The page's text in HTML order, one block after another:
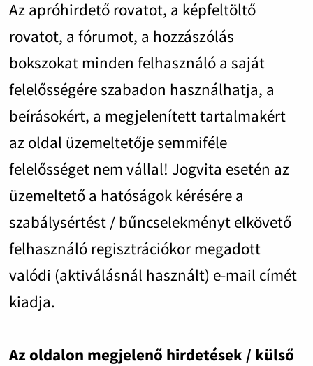
Az apróhirdető rovatot, a képfeltöltő
rovatot, a fórumot, a hozzászólás
bokszokat minden felhasználó a saját
felelősségére szabadon használhatja, a
beírásokért, a megjelenített tartalmakért
az oldal üzemeltetője semmiféle
felelősséget nem vállal! Jogvita esetén az
üzemeltető a hatóságok kérésére a
szabálysértést / bűncselekményt elkövető
felhasználó regisztrációkor megadott
valódi (aktiválásnál használt) e-mail címét
kiadja.
Az oldalon megjelenő hirdetések / külső